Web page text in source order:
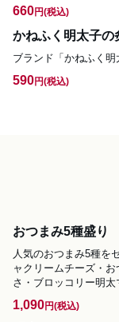
660円(税込)
かねふく明太子の
ブランド「かねふく
590円(税込)
おつまみ5種盛り
人気のおつまみ5種を
ャクリームチーズ・
さ・ブロッコリー明太
1,090円(税込)